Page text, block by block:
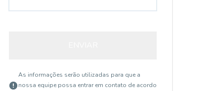
As informações serão utilizadas para que a
nossa equipe possa entrar em contato de acordo